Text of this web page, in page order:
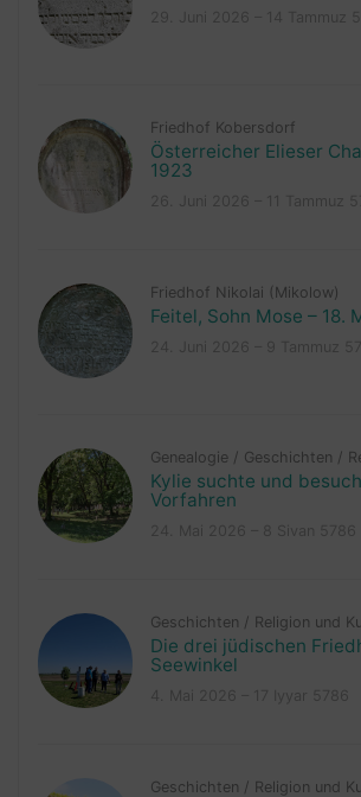
Friedhof Kobersdorf
Österreicher Elieser
1923
Friedhof Nikolai (Mikolow)
Feitel, Sohn Mose – 18.
Genealogie / Geschichten /
Kylie suchte und
Vorfahren
Geschichten / Religion und
Die drei jüdischen
Seewinkel
Geschichten / Religion und